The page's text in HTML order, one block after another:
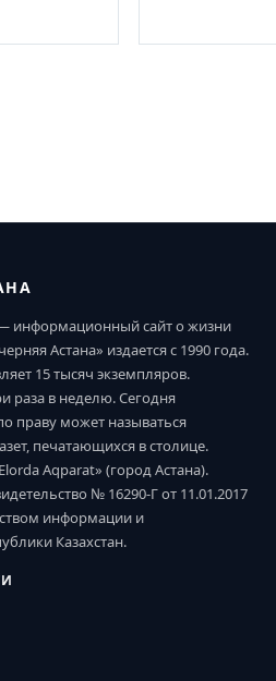
информационный сайт о жизни
Астана» издается с 1990 года.
15 тысяч экземпляров.
раза в неделю. Сегодня
праву может называться
печатающихся в столице.
Aqparat» (город Астана).
№ 16290-Г от 11.01.2017
информации и
Казахстан.